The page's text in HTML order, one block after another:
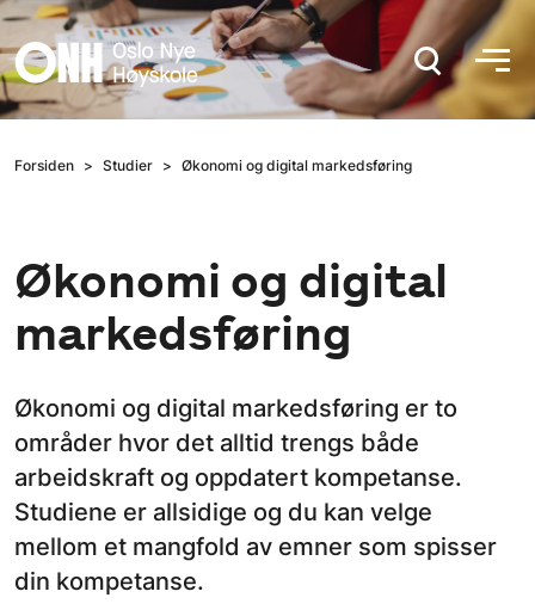
Hopp til hovedinnhold
Forsiden Studier Økonomi og digital markedsføring
Økonomi og digital
markedsføring
Økonomi og digital markedsføring er to
områder hvor det alltid trengs både
arbeidskraft og oppdatert kompetanse.
Studiene er allsidige og du kan velge
mellom et mangfold av emner som spisser
din kompetanse.